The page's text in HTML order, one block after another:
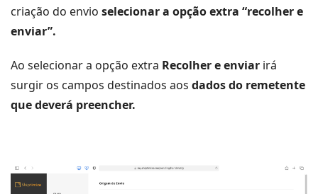
criação do envio selecionar a opção extra “recolher e
enviar”.
Ao selecionar a opção extra Recolher e enviar irá
surgir os campos destinados aos dados do remetente
que deverá preencher.